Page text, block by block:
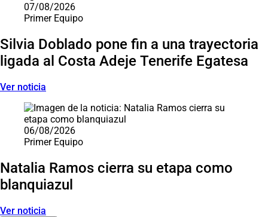
07/08/2026
Primer Equipo
Silvia Doblado pone fin a una trayectoria
ligada al Costa Adeje Tenerife Egatesa
Ver noticia
06/08/2026
Primer Equipo
Natalia Ramos cierra su etapa como
blanquiazul
Ver noticia